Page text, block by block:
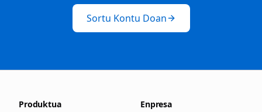
Sortu Kontu Doan
Produktua Enpresa